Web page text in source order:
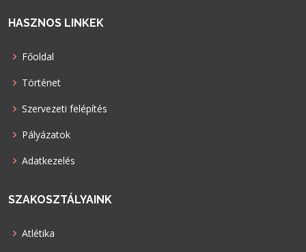
HASZNOS LINKEK
Főoldal
Történet
Szervezeti felépítés
Pályázatok
Adatkezelés
SZAKOSZTÁLYAINK
Atlétika